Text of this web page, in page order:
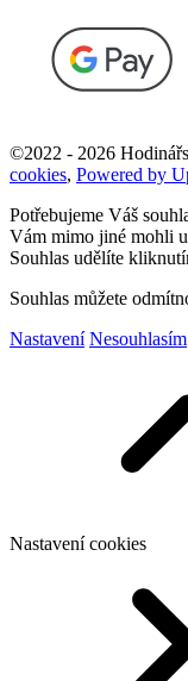
©2022 - 2026
cookies, Powered by
Potřebujeme Váš
Vám mimo jiné mohli
Souhlas udělíte
Souhlas můžete
Nastavení Nesouhlasím
Nastavení cookies